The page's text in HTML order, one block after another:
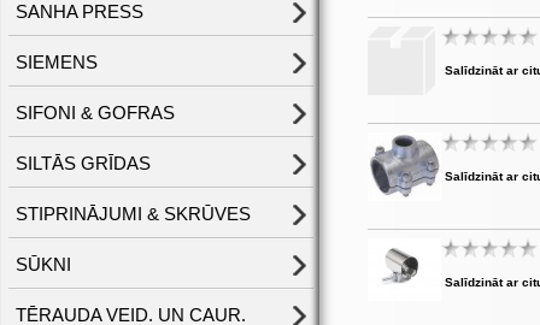
SANHA PRESS
SIEMENS
SIFONI & GOFRAS
SILTĀS GRĪDAS
STIPRINĀJUMI & SKRŪVES
SŪKNI
TĒRAUDA VEID. UN CAUR.
Salīdzināt ar
Salīdzināt ar
Salīdzināt ar